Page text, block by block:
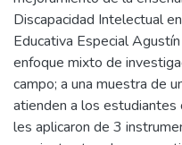
Discapacidad Intelectual
Educativa Especial
enfoque mixto de
campo; a una muestra de
atienden a los estudiantes
les aplicaron de 3